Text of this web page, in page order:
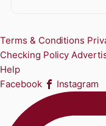
Terms & Conditions
Checking Policy
Help
Facebook
Instagram